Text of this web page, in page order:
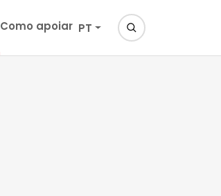
Como apoiar PT